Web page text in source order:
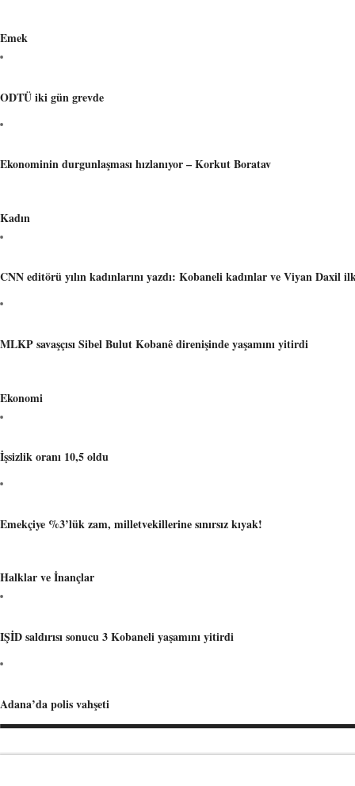
Emek
ODTÜ iki gün grevde
Ekonominin durgunlaşması hızlanıyor – Korkut Boratav
Kadın
CNN editörü yılın kadınlarını yazdı: Kobaneli kadınlar ve Viyan Daxil
MLKP savaşçısı Sibel Bulut Kobanê direnişinde yaşamını yitirdi
Ekonomi
İşsizlik oranı 10,5 oldu
Emekçiye %3’lük zam, milletvekillerine sınırsız kıyak!
Halklar ve İnançlar
IŞİD saldırısı sonucu 3 Kobaneli yaşamını yitirdi
Adana’da polis vahşeti